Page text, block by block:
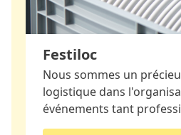
Festiloc
Nous sommes un
logistique dans
événements tant